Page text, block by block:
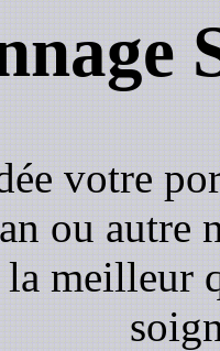
votre
ou autre
meilleur